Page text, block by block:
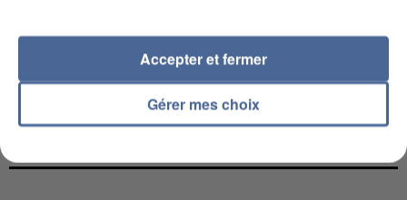
LES FRANÇAIS, FANS DE LA FLEMME
Gérer mes choix
Accepter et fermer